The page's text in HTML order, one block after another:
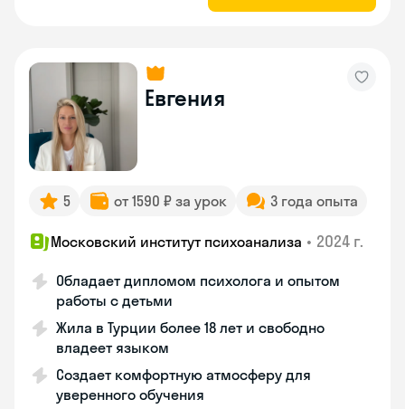
Евгения
5 от 1590 ₽ за урок 3 года опыта
Московский институт психоанализа • 2024 г.
Обладает дипломом психолога и опытом
работы с детьми
Жила в Турции более 18 лет и свободно
владеет языком
Создает комфортную атмосферу для
уверенного обучения